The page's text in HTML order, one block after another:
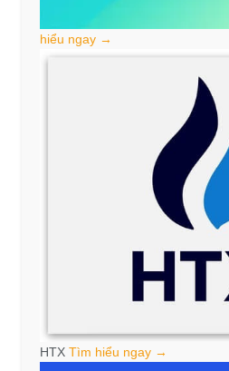
hiểu ngay →
HTX Tìm hiểu ngay →